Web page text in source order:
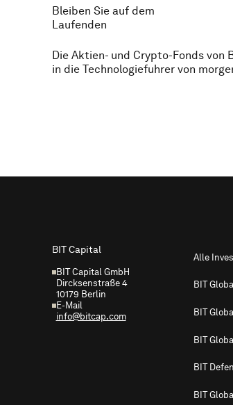
Bleiben Sie auf dem
Laufenden
Die Aktien- und Crypto-Fonds
in die Technologiefuhrer von
BIT Capital
BIT Capital GmbH
Dircksenstraße 4
10179 Berlin
E-Mail
info@bitcap.com
Alle
BIT
BIT
BIT
BIT
BIT